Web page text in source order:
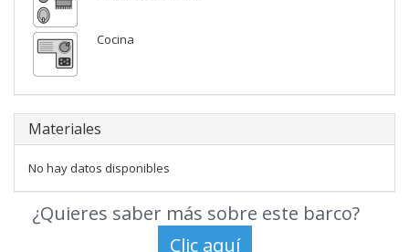
Cocina
Materiales
No hay datos disponibles
¿Quieres saber más sobre este barco?